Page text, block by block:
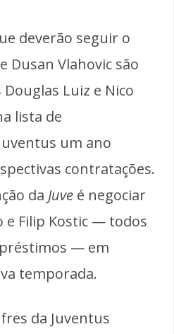
deverão seguir o
Dusan Vlahovic são
Luiz e Nico
lista de
um ano
contratações.
da Juve é negociar
e Filip Kostic — todos
— em
temporada.
da Juventus